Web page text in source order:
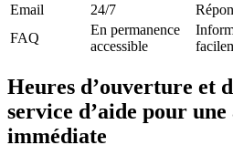
Email
24/7
FAQ
En permanence
accessible
Heures d’ouverture et
service d’aide pour une
immédiate